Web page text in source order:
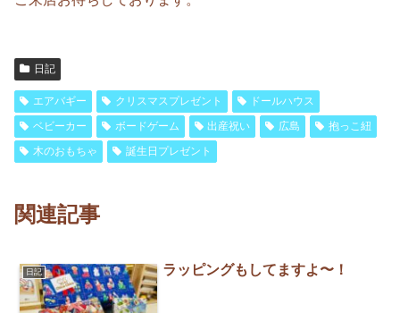
日記
エアバギー クリスマスプレゼント
ドールハウス
ベビーカー
ボードゲーム 出産祝い 広島
抱っこ紐
木のおもちゃ
誕生日プレゼント
関連記事
日記 ラッピングもしてますよ〜！